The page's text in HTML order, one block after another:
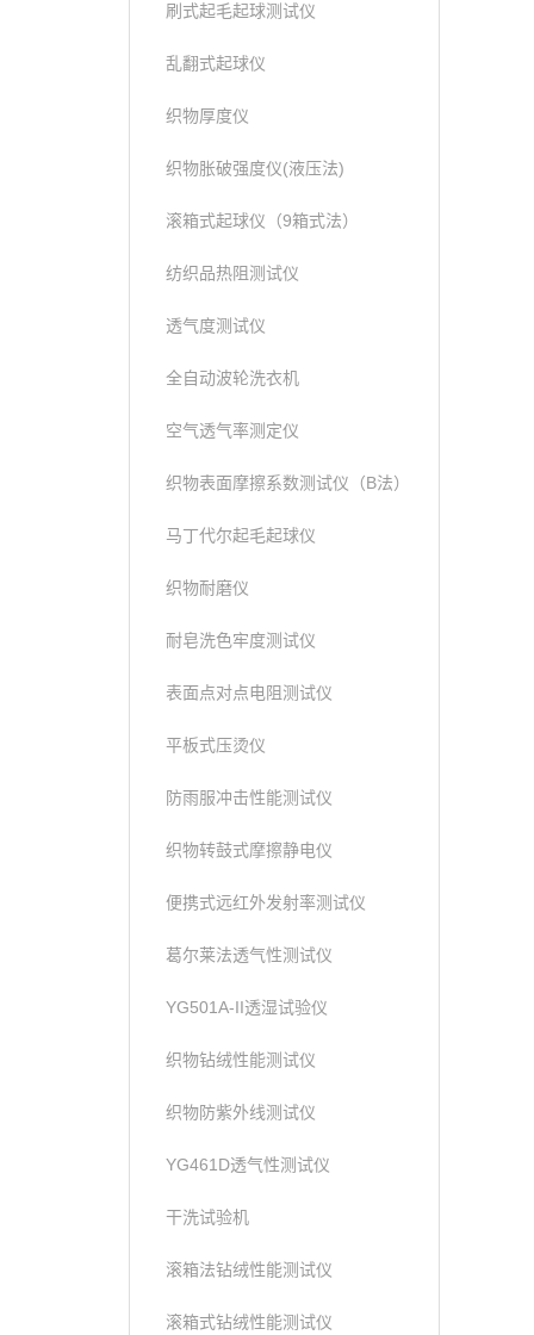
刷式起毛起球测试仪
乱翻式起球仪
织物厚度仪
织物胀破强度仪(液压法)
滚箱式起球仪（9箱式法）
纺织品热阻测试仪
透气度测试仪
全自动波轮洗衣机
空气透气率测定仪
织物表面摩擦系数测试仪（B法）
马丁代尔起毛起球仪
织物耐磨仪
耐皂洗色牢度测试仪
表面点对点电阻测试仪
平板式压烫仪
防雨服冲击性能测试仪
织物转鼓式摩擦静电仪
便携式远红外发射率测试仪
葛尔莱法透气性测试仪
YG501A-II透湿试验仪
织物钻绒性能测试仪
织物防紫外线测试仪
YG461D透气性测试仪
干洗试验机
滚箱法钻绒性能测试仪
滚箱式钻绒性能测试仪